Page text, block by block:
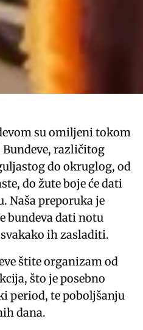
su omiljeni tokom
Bundeve, različitog
do okruglog, od
do žute boje će dati
Naša preporuka je
bundeva dati notu
ih zasladiti.
štite organizam od
što je posebno
period, te poboljšanju
dana.